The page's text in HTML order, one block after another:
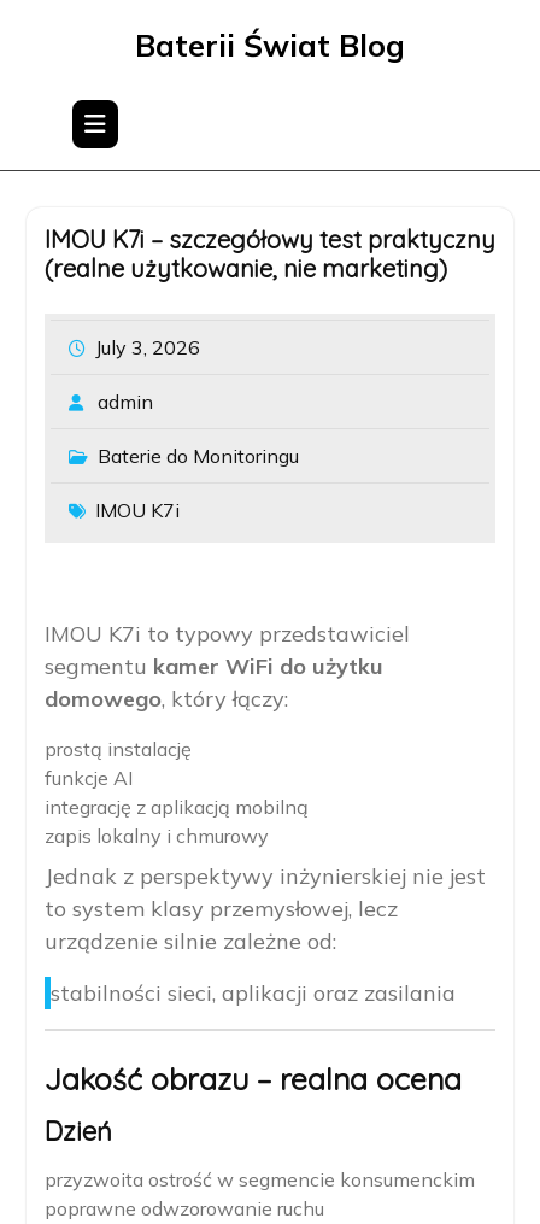
Baterii Świat Blog
IMOU K7i – szczegółowy test praktyczny
(realne użytkowanie, nie marketing)
July 3, 2026
admin
Baterie do Monitoringu
IMOU K7i
IMOU K7i to typowy przedstawiciel
segmentu kamer WiFi do użytku
domowego, który łączy:
prostą instalację
funkcje AI
integrację z aplikacją mobilną
zapis lokalny i chmurowy
Jednak z perspektywy inżynierskiej nie jest
to system klasy przemysłowej, lecz
urządzenie silnie zależne od:
stabilności sieci, aplikacji oraz zasilania
Jakość obrazu – realna ocena
Dzień
przyzwoita ostrość w segmencie konsumenckim
poprawne odwzorowanie ruchu